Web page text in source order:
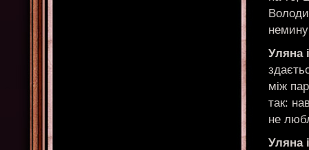
Уляна
між
так:
не
Уляна